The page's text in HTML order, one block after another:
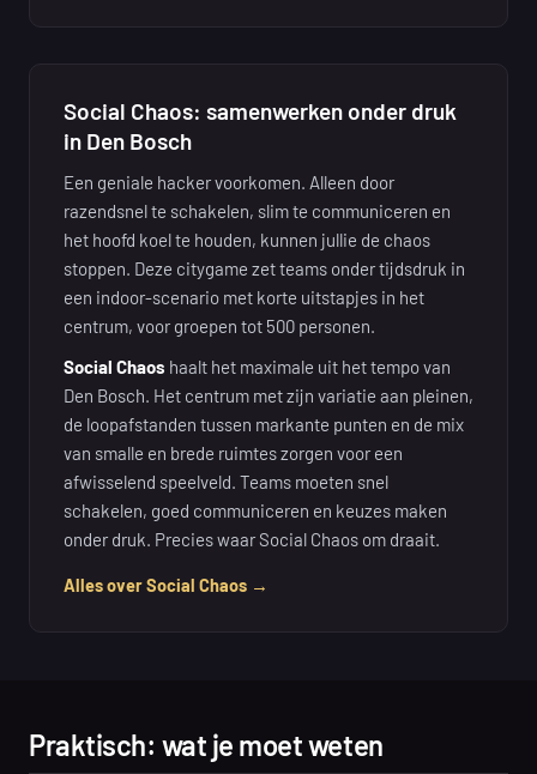
Social Chaos: samenwerken onder druk
in Den Bosch
Een geniale hacker voorkomen. Alleen door
razendsnel te schakelen, slim te communiceren en
het hoofd koel te houden, kunnen jullie de chaos
stoppen. Deze citygame zet teams onder tijdsdruk in
een indoor-scenario met korte uitstapjes in het
centrum, voor groepen tot 500 personen.
Social Chaos haalt het maximale uit het tempo van
Den Bosch. Het centrum met zijn variatie aan pleinen,
de loopafstanden tussen markante punten en de mix
van smalle en brede ruimtes zorgen voor een
afwisselend speelveld. Teams moeten snel
schakelen, goed communiceren en keuzes maken
onder druk. Precies waar Social Chaos om draait.
Alles over Social Chaos →
Praktisch: wat je moet weten